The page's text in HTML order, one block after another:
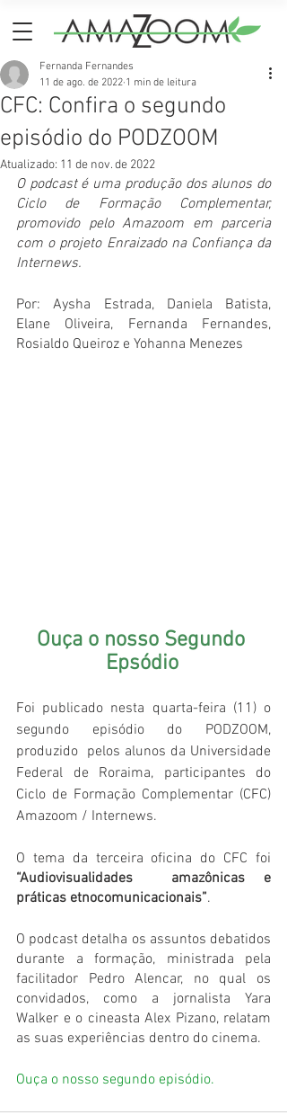
CFC: Confira o segundo
episódio do PODZOOM
Fernanda Fernandes
11 de ago. de 2022 1 min de leitura
Atualizado: 11 de nov. de 2022
O podcast é uma produção dos alunos do
Ciclo de Formação Complementar,
promovido pelo Amazoom em parceria
com o projeto Enraizado na Confiança da
Internews.
Por: Aysha Estrada, Daniela Batista,
Elane Oliveira, Fernanda Fernandes,
Rosialdo Queiroz e Yohanna Menezes
Ouça o nosso Segundo
Epsódio
Foi publicado nesta quarta-feira (11) o
segundo episódio do PODZOOM,
produzido  pelos alunos da Universidade
Federal de Roraima, participantes do
Ciclo de Formação Complementar (CFC)
Amazoom / Internews.
“Audiovisualidades  amazônicas e
práticas etnocomunicacionais”.
O podcast detalha os assuntos debatidos
durante a formação, ministrada pela
facilitador Pedro Alencar, no qual os
convidados, como a jornalista Yara
Walker e o cineasta Alex Pizano, relatam
as suas experiências dentro do cinema.
Ouça o nosso segundo episódio.